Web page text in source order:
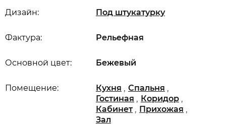
Основной цвет: Бежевый
Дизайн: Под штукатурку
Помещение: Кухня , Спальня ,
Гостиная , Коридор ,
Кабинет , Прихожая ,
Зал
Фактура: Рельефная